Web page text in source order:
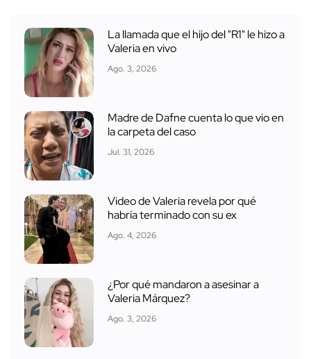
La llamada que el hijo del "R1" le hizo a
Valeria en vivo
Ago. 3, 2026
Madre de Dafne cuenta lo que vio en
la carpeta del caso
Jul. 31, 2026
Video de Valeria revela por qué
habría terminado con su ex
Ago. 4, 2026
¿Por qué mandaron a asesinar a
Valeria Márquez?
Ago. 3, 2026